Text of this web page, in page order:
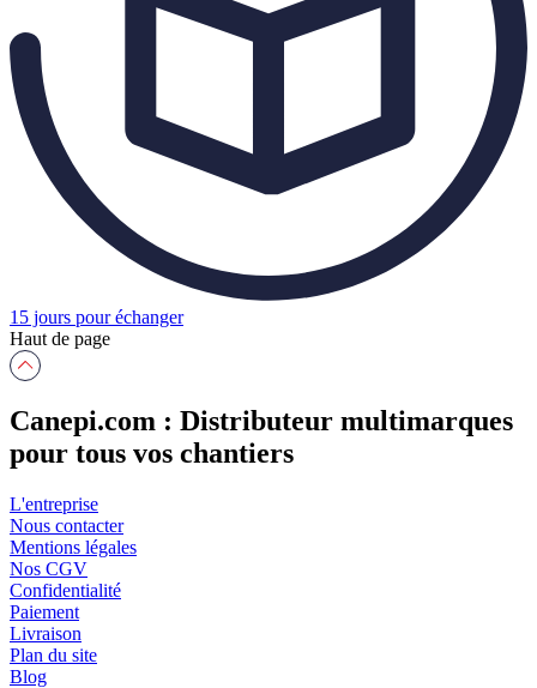
15 jours pour échanger
Haut de page
Canepi.com : Distributeur multimarques
pour tous vos chantiers
L'entreprise
Nous contacter
Mentions légales
Nos CGV
Confidentialité
Paiement
Livraison
Plan du site
Blog